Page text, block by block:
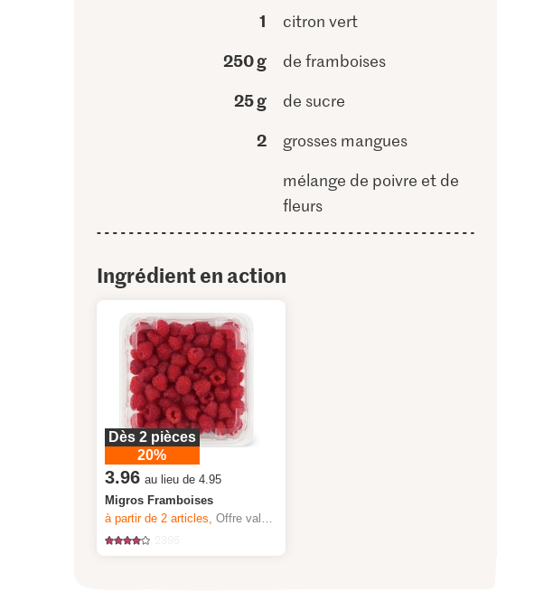
1 citron vert
250 g de framboises
25 g de sucre
2
grosses mangues
mélange de poivre et de
fleurs
Ingrédient en action
Dès 2 pièces
20%
3.96 au lieu de 4.95
Migros Framboises
à partir de 2 articles, Offre valable du 6.8 au 12.8.2026, jusqu’à épuisement du stock.